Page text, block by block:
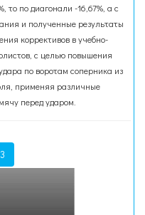
то по диагонали -16,67%, а с
и полученные результаты
коррективов в учебно-
с целью повышения
по воротам соперника из
применяя различные
перед ударом.